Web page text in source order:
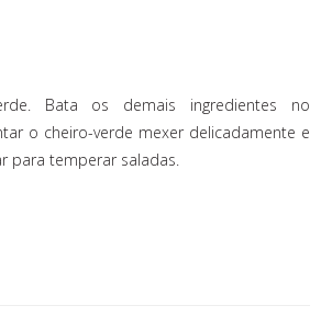
Bata os demais ingredientes no
o cheiro-verde mexer delicadamente e
para temperar saladas.